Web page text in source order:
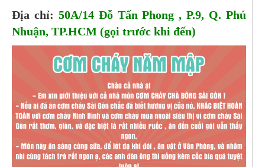
Địa chỉ: 50A/14 Đỗ Tấn Phong , P.9, Q. Phú
Nhuận, TP.HCM (gọi trước khi đến)